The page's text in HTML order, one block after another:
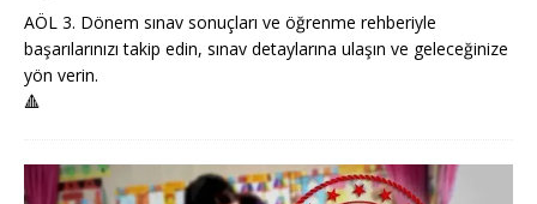
AÖL 3. Dönem sınav sonuçları ve öğrenme rehberiyle
başarılarınızı takip edin, sınav detaylarına ulaşın ve geleceğinize
yön verin.
🔺